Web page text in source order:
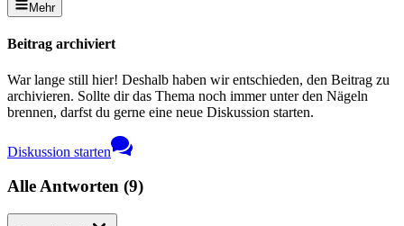
Mehr
Beitrag archiviert
War lange still hier! Deshalb haben wir entschieden, den Beitrag zu
archivieren. Sollte dir das Thema noch immer unter den Nägeln
brennen, darfst du gerne eine neue Diskussion starten.
Diskussion starten
Alle Antworten (9)